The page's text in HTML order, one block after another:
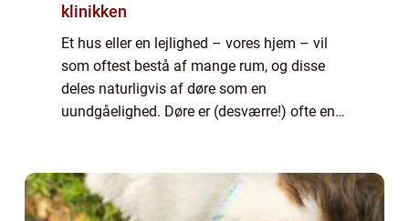
klinikken
Et hus eller en lejlighed – vores hjem – vil
som oftest bestå af mange rum, og disse
deles naturligvis af døre som en
uundgåelighed. Døre er (desværre!) ofte en